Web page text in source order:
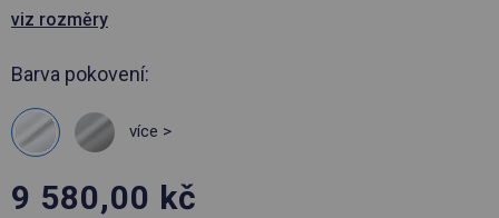
viz rozměry
Barva pokovení:
více >
9 580,00 kč